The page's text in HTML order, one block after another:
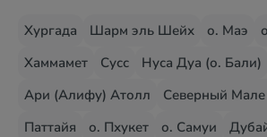
Хургада Шарм эль Шейх о. Маэ
Хаммамет
Сусс
Нуса Дуа (о. Бали)
Ари (Алифу) Атолл
Северный
Паттайя
о. Пхукет о. Самуи